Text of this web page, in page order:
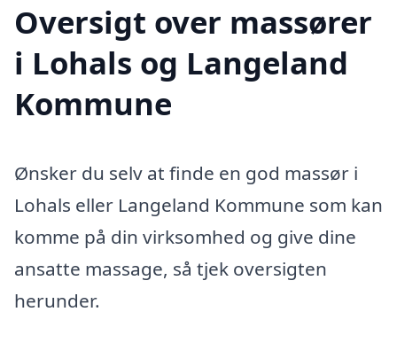
Oversigt over massører
i Lohals og Langeland
Kommune
Ønsker du selv at finde en god massør i
Lohals eller Langeland Kommune som kan
komme på din virksomhed og give dine
ansatte massage, så tjek oversigten
herunder.